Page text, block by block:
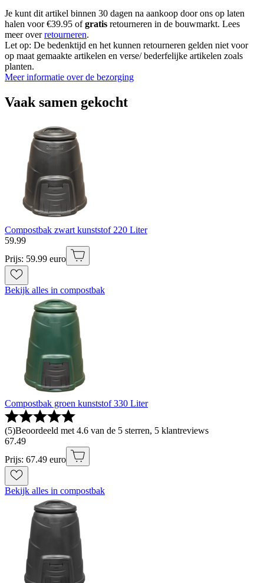
Je kunt dit artikel binnen 30 dagen na aankoop door ons op laten
halen voor €39.95 ofgratis retourneren in de bouwmarkt. Lees
meer overretourneren.
Let op: De bedenktijd en het kunnen retourneren gelden niet voor
op maat gemaakte artikelen en verse/ bederfelijke artikelen zoals
planten.
Meer informatie over de bezorging
Vaak samen gekocht
Compostbak zwart kunststof 220 Liter
59.99
Prijs: 59.99 euro
Bekijk alles in compostbak
Compostbak groen kunststof 330 Liter
(5)Beoordeeld met 4.6 van de 5 sterren, 5 klantreviews
67.49
Prijs: 67.49 euro
Bekijk alles in compostbak